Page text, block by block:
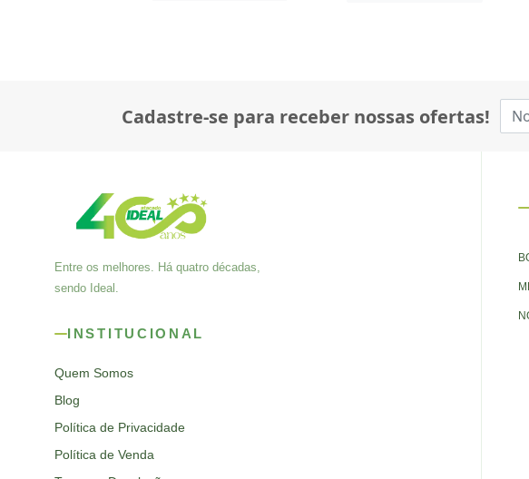
Cadastre-se para receber nossas ofertas!
Entre os melhores. Há quatro décadas,
sendo Ideal.
INSTITUCIONAL
Quem Somos
Blog
Política de Privacidade
Política de Venda